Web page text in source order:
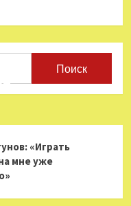
«Играть
мне уже